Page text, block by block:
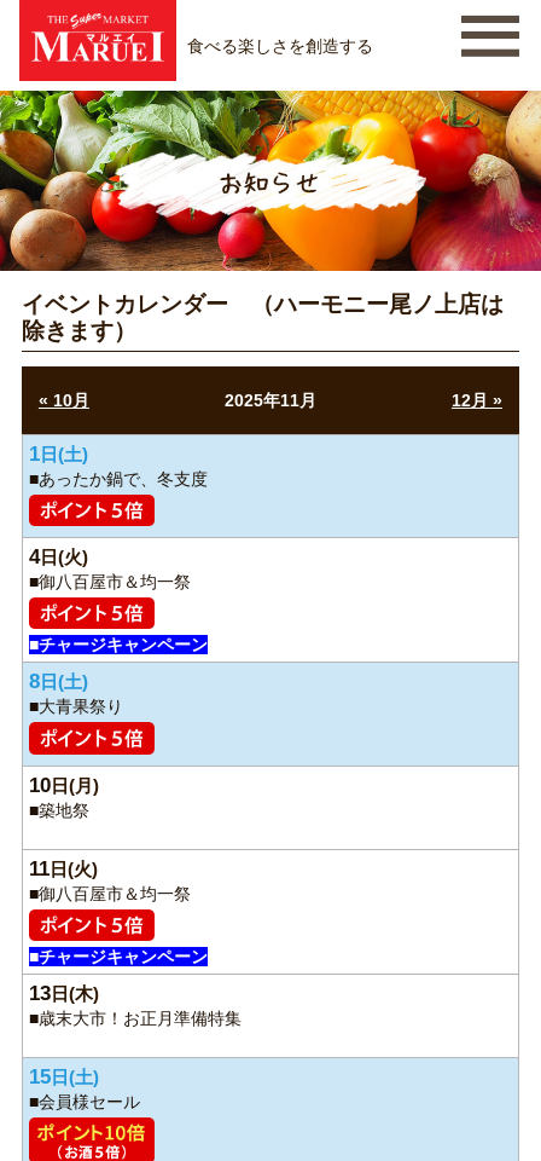
食べる楽しさを創造する
イベントカレンダー （ハーモニー尾ノ上店は
除きます）
« 10月 2025年11月 12月 »
1日
■あったか鍋で、冬支度
4日
■御八百屋市＆均一祭
■チャージキャンペーン
8日
■大青果祭り
10日
■築地祭
11日
■御八百屋市＆均一祭
■チャージキャンペーン
13日
■歳末大市！お正月準備特集
15日
■会員様セール